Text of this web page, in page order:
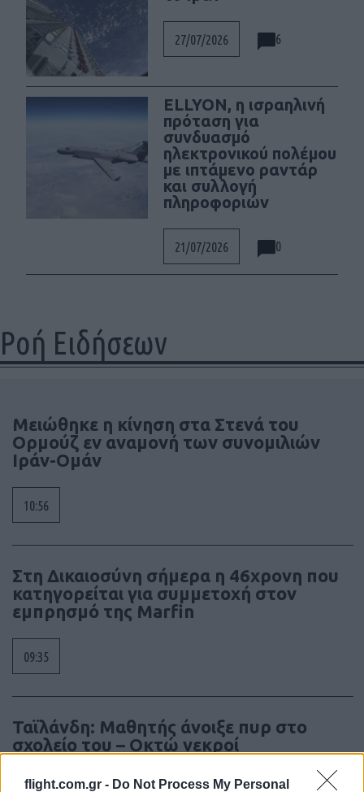
flight.com.gr - Do Not Process My Personal
27/07/2026 6
ELLYON, η ισραηλινή
πρόταση για
συνδυασμό
ηλεκτρονικού πολέμου
με ιπτάμενο ραντάρ
και συλλογή
πληροφοριών
21/07/2026 0
Ροή Ειδήσεων
Μειώθηκε η κίνηση στα Στενά του
Ορμούζ εν αναμονή των συνομιλιών
Ιράν-Ομάν
10:56
Στη Δικαιοσύνη σήμερα η 46χρονη που
κατηγορείται για συμμετοχή στον
εμπρησμό της Marfin
09:35
Ταϊλάνδη: Μαθητής άνοιξε πυρ στο
σχολείο του – Οκτώ νεκροί